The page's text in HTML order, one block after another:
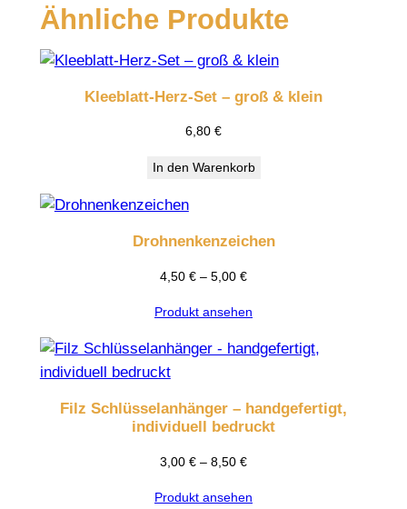
weist
Varianten
auf.
Optionen
können
Produktseite
werden
Ähnliche Produkte
Kleeblatt-Herz-Set – groß & klein
6,80 €
In den Warenkorb
Drohnenkenzeichen
4,50 € – 5,00 €
Produkt ansehen
Filz Schlüsselanhänger – handgefertigt,
individuell bedruckt
3,00 € – 8,50 €
Produkt ansehen